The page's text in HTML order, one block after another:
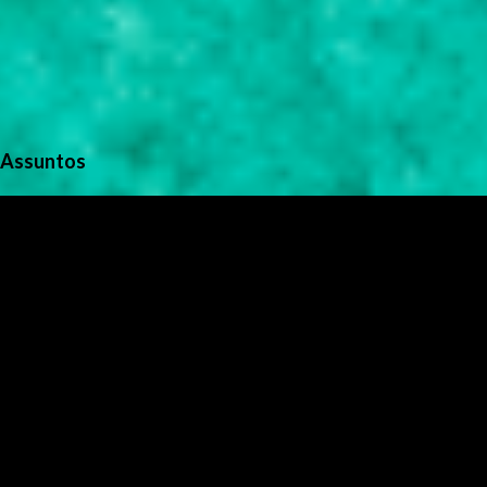
Assuntos